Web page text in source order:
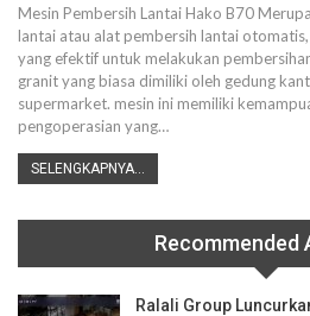
Mesin Pembersih Lantai Hako B70
lantai atau alat pembersih lantai
yang efektif untuk melakukan
granit yang biasa dimiliki oleh gedung
supermarket. mesin ini memiliki
pengoperasian yang…
SELENGKAPNYA...
Recommended
Ralali Group